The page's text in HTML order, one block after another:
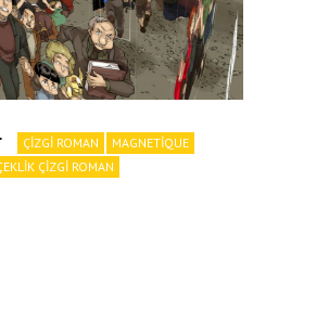
ÇIZGI ROMAN
MAGNETIQUE
ÇIZGI ROMAN